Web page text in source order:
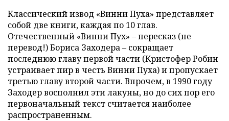
Классический извод «Винни Пуха» представляет
собой две книги, каждая по 10 глав.
Отечественный «Винни Пух» – пересказ (не
перевод!) Бориса Заходера – сокращает
последнюю главу первой части (Кристофер Робин
устраивает пир в честь Винни Пуха) и пропускает
третью главу второй части. Впрочем, в 1990 году
Заходер восполнил эти лакуны, но до сих пор его
первоначальный текст считается наиболее
распространенным.